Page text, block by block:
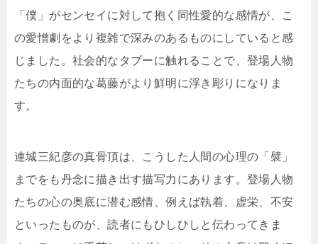
「僕」がセンセイに対して抱く同性愛的な感情が、こ
の愛憎劇をより複雑で深みのあるものにしていると感
じました。社会的なタブーに触れることで、登場人物
たちの内面的な葛藤がより鮮明に浮き彫りになりま
す。
連城三紀彦の真骨頂は、こうした人間の心理の「襞」
までをも丹念に描き出す描写力にあります。登場人物
たちの心の奥底に潜む感情、例えば執着、虚栄、不安
といったものが、読者にもひしひしと伝わってきま